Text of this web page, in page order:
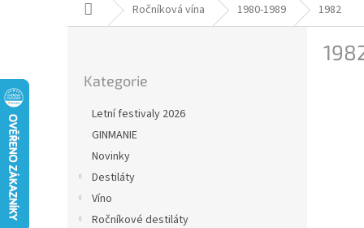
Domů Ročníková vína 1980-1989 1982
kategorie
Kategorie
Letní festivaly 2026
GINMANIE
Novinky
Destiláty
Víno
Ročníkové destiláty